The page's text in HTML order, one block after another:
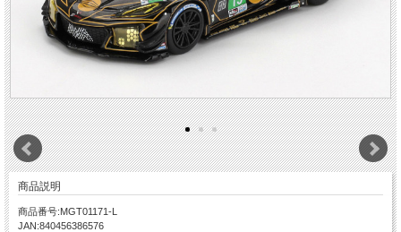
商品説明
商品番号:MGT01171-L
JAN:840456386576